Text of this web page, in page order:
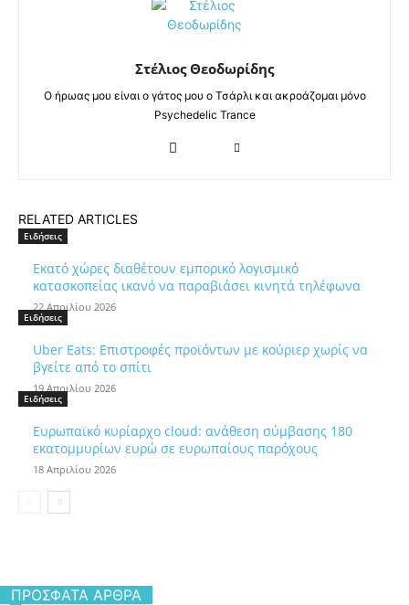
Στέλιος Θεοδωρίδης
Ο ήρωας μου είναι ο γάτος μου ο Τσάρλι και ακροάζομαι μόνο
Psychedelic Trance
RELATED ARTICLES
Ειδήσεις
Εκατό χώρες διαθέτουν εμπορικό λογισμικό
κατασκοπείας ικανό να παραβιάσει κινητά τηλέφωνα
22 Απριλίου 2026
Ειδήσεις
Uber Eats: Επιστροφές προϊόντων με κούριερ χωρίς να
βγείτε από το σπίτι
19 Απριλίου 2026
Ειδήσεις
Ευρωπαϊκό κυρίαρχο cloud: ανάθεση σύμβασης 180
εκατομμυρίων ευρώ σε ευρωπαίους παρόχους
18 Απριλίου 2026
ΠΡΌΣΦΑΤΑ ΆΡΘΡΑ